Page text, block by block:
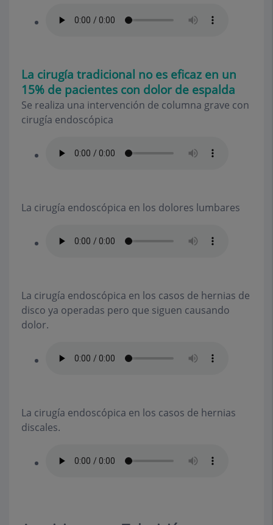
La cirugía tradicional no es eficaz en un
15% de pacientes con dolor de espalda
Se realiza una intervención de columna grave con
cirugía endoscópica
La cirugía endoscópica en los dolores lumbares
La cirugía endoscópica en los casos de hernias de
disco ya operadas pero que siguen causando
dolor.
La cirugía endoscópica en los casos de hernias
discales.